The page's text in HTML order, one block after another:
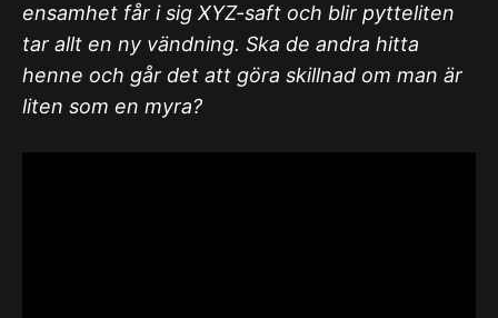
ensamhet får i sig XYZ-saft och blir pytteliten
tar allt en ny vändning. Ska de andra hitta
henne och går det att göra skillnad om man är
liten som en myra?